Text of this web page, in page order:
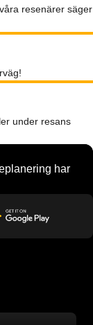
resenärer säger
under resans
har